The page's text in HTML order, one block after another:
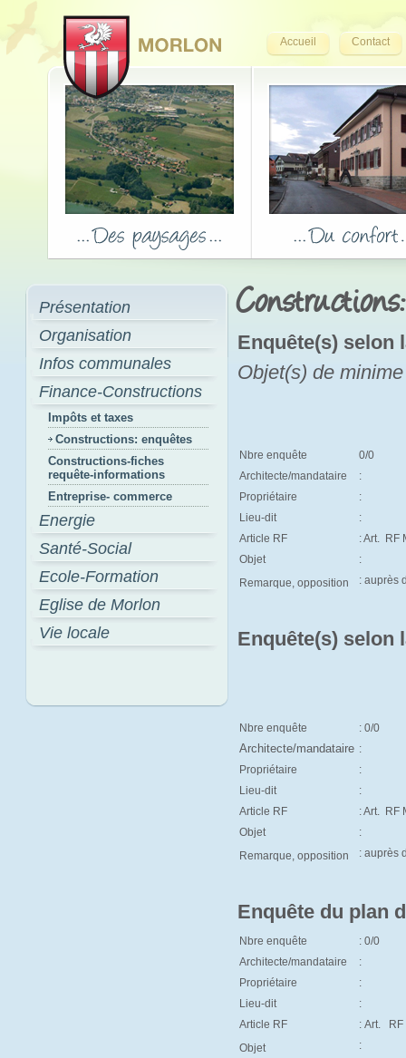
Accueil Contact
Présentation
Organisation
Infos communales
Finance-Constructions
Impôts et taxes
Constructions: enquêtes
Constructions-fiches
requête-informations
Entreprise- commerce
Energie
Santé-Social
Ecole-Formation
Eglise de Morlon
Vie locale
Enquête(s) selon
Objet(s) de
Nbre enquête
0/0
Architecte/mandataire
:
Propriétaire
:
Lieu-dit
:
Article RF
: Art. RF
Objet
:
Remarque, opposition
: auprès
Enquête(s) selon
Nbre enquête : 0/0
Architecte/mandataire :
Propriétaire
:
Lieu-dit
:
Article RF
: Art. RF
Objet
:
Remarque, opposition
: auprès
Enquête du plan
Nbre enquête
: 0/0
Architecte/mandataire
:
Propriétaire
:
Lieu-dit
:
Article RF
: Art. RF
Objet
: